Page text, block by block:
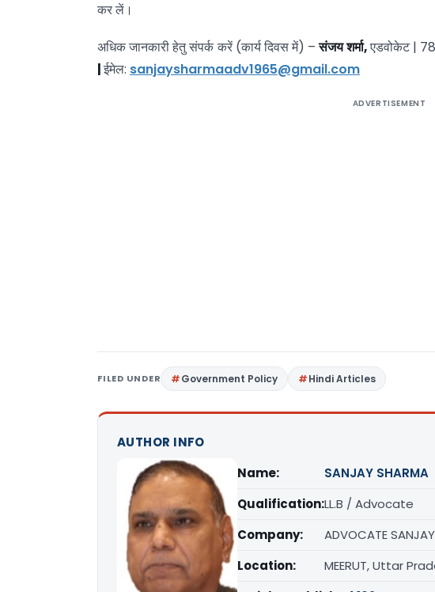
कर लें।
अधिक जानकारी हेतु संपर्क करें (कार्य दिवस में) –संजय शर्मा,एडवोकेट |
|ईमेल: sanjaysharmaadv1965@gmail.com
ADVERTISEMENT
FILED UNDER Government Policy Hindi Articles
AUTHOR INFO
Name:
SANJAY SHARMA
Qualification:LL.B / Advocate
Company:
ADVOCATE
Location:
MEERUT, Uttar